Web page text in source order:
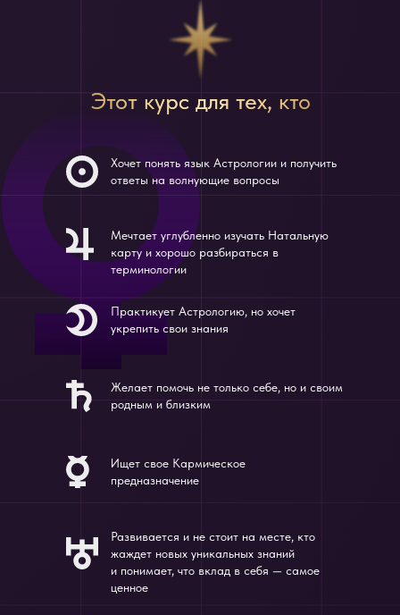
Этот курс для тех, кто
Хочет понять язык Астрологии и получить
ответы на волнующие вопросы
Ищет свое Кармическое
предназначение
Мечтает углубленно изучать Натальную
карту и хорошо разбираться в
терминологии
Развивается и не стоит на месте, кто
жаждет новых уникальных знаний
и понимает, что вклад в себя — самое
ценное
Практикует Астрологию, но хочет
укрепить свои знания
Желает помочь не только себе, но и своим
родным и близким